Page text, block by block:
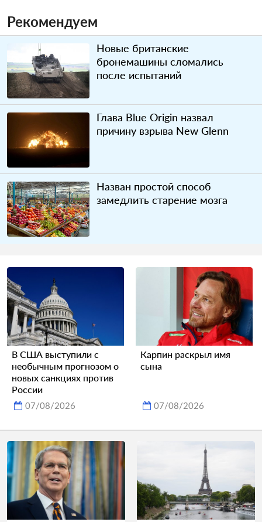
Рекомендуем
Новые британские
бронемашины сломались
после испытаний
Глава Blue Origin назвал
причину взрыва New Glenn
Назван простой способ
замедлить старение мозга
В США выступили с
необычным прогнозом о
новых санкциях против
России
07/08/2026
Карпин раскрыл имя
сына
07/08/2026